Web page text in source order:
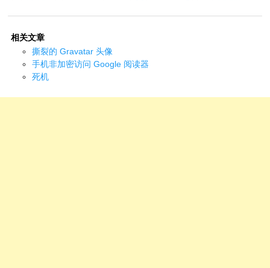
相关文章
撕裂的 Gravatar 头像
手机非加密访问 Google 阅读器
死机